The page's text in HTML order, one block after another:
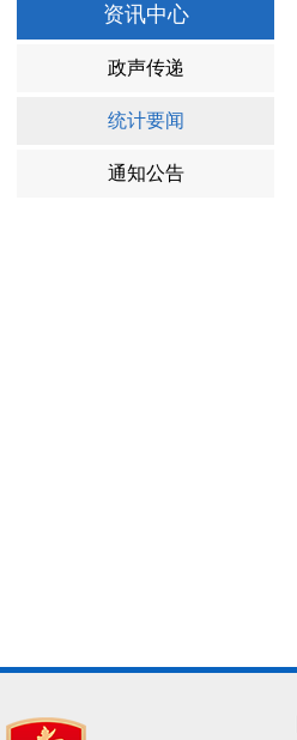
资讯中心
政声传递
统计要闻
通知公告